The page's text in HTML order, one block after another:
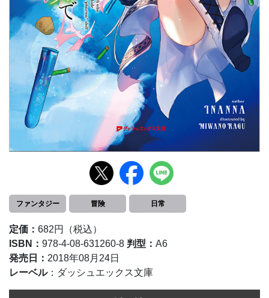
ファンタジー 冒険 日常
定価： 682円（税込）
ISBN： 978-4-08-631260-8 判型： A6
発売日： 2018年08月24日
レーベル：ダッシュエックス文庫